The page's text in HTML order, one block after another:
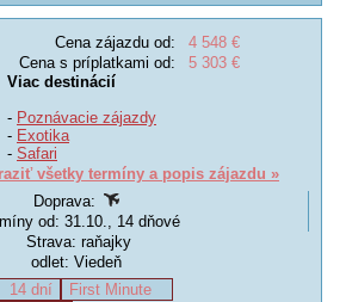
Cena zájazdu od:
4 548 €
Cena s príplatkami od:
5 303 €
Viac destinácií
- Poznávacie zájazdy
- Exotika
- Safari
všetky termíny a popis zájazdu »
Doprava:
od: 31.10., 14 dňové
Strava: raňajky
odlet: Viedeň
14 dní
First Minute